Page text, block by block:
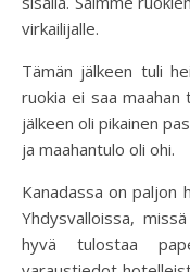
virkailijalle.
Tämän jälkeen tuli
ruokia ei saa maahan
jälkeen oli pikainen
ja maahantulo oli ohi.
Kanadassa on paljon
Yhdysvalloissa,
hyvä tulostaa